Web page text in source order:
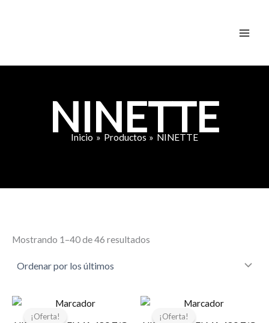
NINETTE
Inicio Productos NINETTE
Mostrando 1–40 de 46 resultados
¡Oferta!
El
¡Oferta!
El